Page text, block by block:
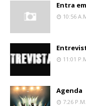
Entra
10:56
11:01
Agenda
7:26 P.m.